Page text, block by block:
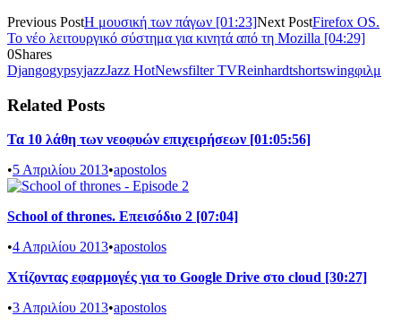
Previous PostΗ μουσική των πάγων [01:23]Next PostFirefox OS.
Το νέο λειτουργικό σύστημα για κινητά από τη Mozilla [04:29]
0Shares
DjangogypsyjazzJazz HotNewsfilter TVReinhardtshortswingφιλμ
Related Posts
Τα 10 λάθη των νεοφυών επιχειρήσεων [01:05:56]
•5 Απριλίου 2013•apostolos
School of thrones. Επεισόδιο 2 [07:04]
•4 Απριλίου 2013•apostolos
Χτίζοντας εφαρμογές για το Google Drive στο cloud [30:27]
•3 Απριλίου 2013•apostolos